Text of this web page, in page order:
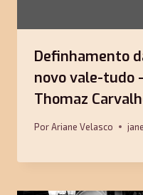
Definhamento
novo vale-tudo
Thomaz
PorAriane Velasco